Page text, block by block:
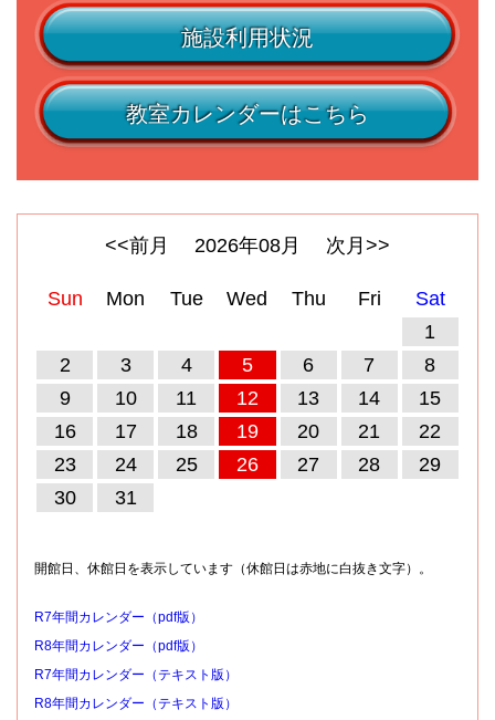
施設利用状況
教室カレンダーはこちら
<<前月 2026年08月 次月>>
Sun Mon Tue Wed Thu Fri
Sat
1
2
3 4 5 6 7
8
9
10 11 12 13 14
15
16
17 18 19 20 21
22
23
24 25 26 27 28
29
30
31
開館日、休館日を表示しています（休館日は赤地に白抜き文字）。
R7年間カレンダー（pdf版）
R8年間カレンダー（pdf版）
R7年間カレンダー（テキスト版）
R8年間カレンダー（テキスト版）